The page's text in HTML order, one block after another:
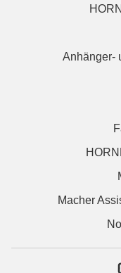
Anhänger-
Macher